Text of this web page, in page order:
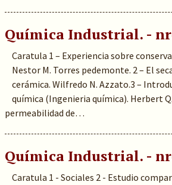
Química Industrial. -
Caratula 1 – Experiencia sobre
Nestor M. Torres pedemonte. 2 – El
cerámica. Wilfredo N. Azzato.3 –
química (Ingenieria química). Herbert
permeabilidad de…
Química Industrial. -
Caratula 1 - Sociales 2 - Estudio